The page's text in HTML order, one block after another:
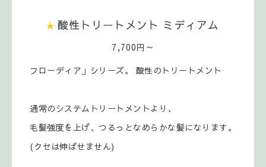
酸性トリートメント ミディアム
7,700円～
フローディア」シリーズ。 酸性のトリートメント
通常のシステムトリートメントより、
毛髪強度を上げ、つるっとなめらかな髪になります。
(クセは伸ばせません)